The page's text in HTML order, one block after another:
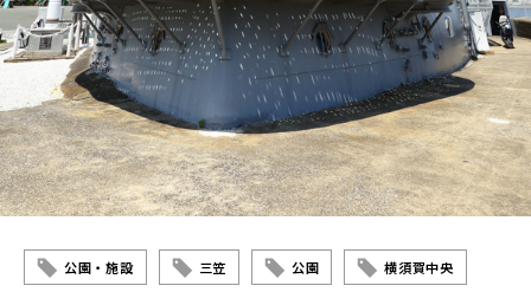
公園・施設 三笠 公園 横須賀中央